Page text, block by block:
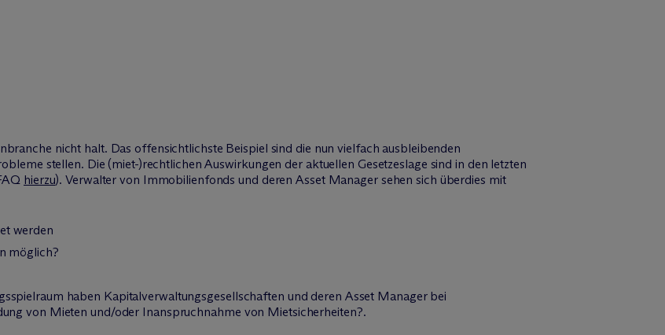
nicht halt. Das offensichtlichste Beispiel sind die nun vielfach ausbleibenden
stellen. Die (miet-)rechtlichen Auswirkungen der aktuellen Gesetzeslage sind in den letzten
hierzu). Verwalter von Immobilienfonds und deren Asset Manager sehen sich überdies mit
werden
möglich?
haben Kapitalverwaltungsgesellschaften und deren Asset Manager bei
von Mieten und/oder Inanspruchnahme von Mietsicherheiten?.